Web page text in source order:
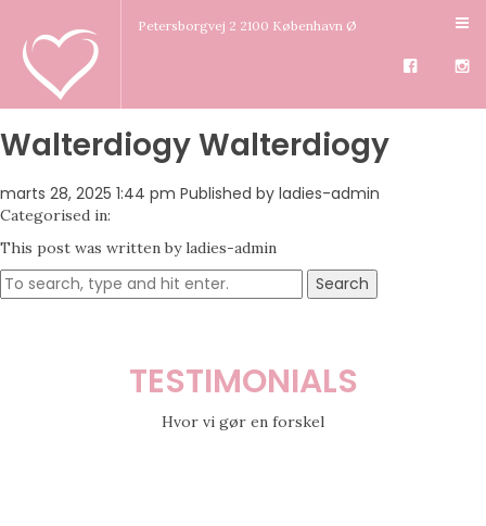
Petersborgvej 2 2100 København Ø
Walterdiogy Walterdiogy
marts 28, 2025 1:44 pm Published by ladies-admin
Categorised in:
This post was written by ladies-admin
Search
TESTIMONIALS
Hvor vi gør en forskel